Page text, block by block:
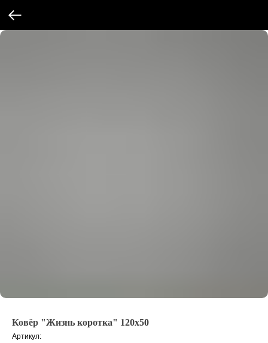
Ковёр "Жизнь коротка" 120х50
Артикул: